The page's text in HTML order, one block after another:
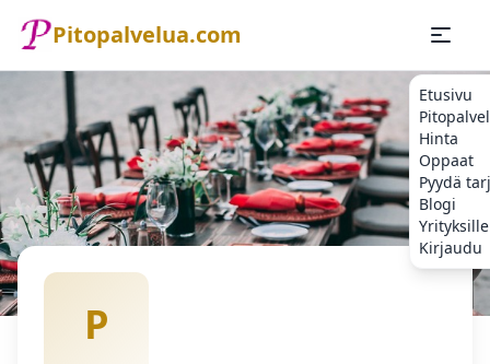
Pitopalvelua.com
Etusivu
Hinta
Oppaat
Pyydä
Blogi
Yrityksille
Kirjaudu
Etusivu
Pitopalvelu Pitopalvelu Tiina Oy
P